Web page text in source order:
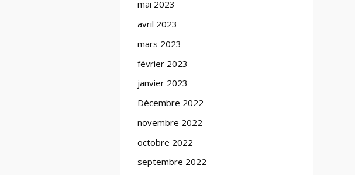
mai 2023
avril 2023
mars 2023
février 2023
janvier 2023
Décembre 2022
novembre 2022
octobre 2022
septembre 2022